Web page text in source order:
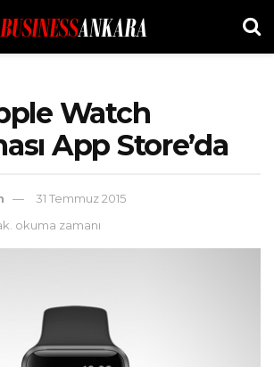
Watch
App Store’da
31 Temmuz 2015
okuma zamanı